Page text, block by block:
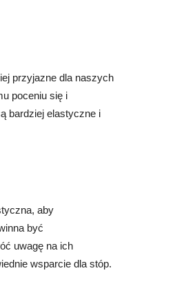
przyjazne dla naszych
poceniu się i
bardziej elastyczne i
aby
być
uwagę na ich
wsparcie dla stóp.